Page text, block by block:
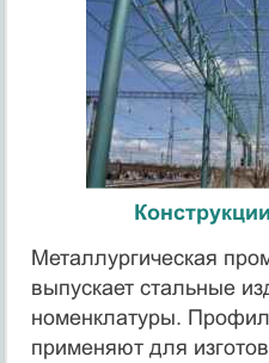
Металлургическая
выпускает стальные
номенклатуры.
применяют для